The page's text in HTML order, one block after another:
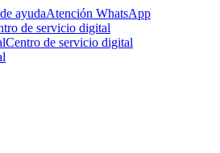
Atención WhatsApp
de servicio digital
Centro de servicio digital